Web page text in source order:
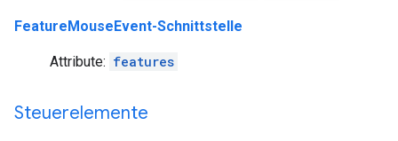
FeatureMouseEvent-Schnittstelle
Attribute: features
Steuerelemente